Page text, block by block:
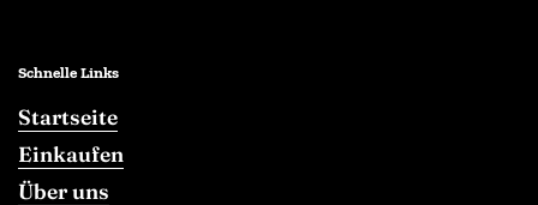
Schnelle Links
Startseite
Einkaufen
Über uns